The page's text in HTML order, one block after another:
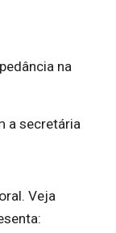
na
a secretária
Veja